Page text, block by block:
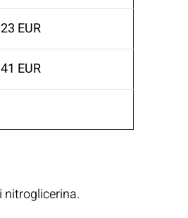
EUR
EUR
nitroglicerina.